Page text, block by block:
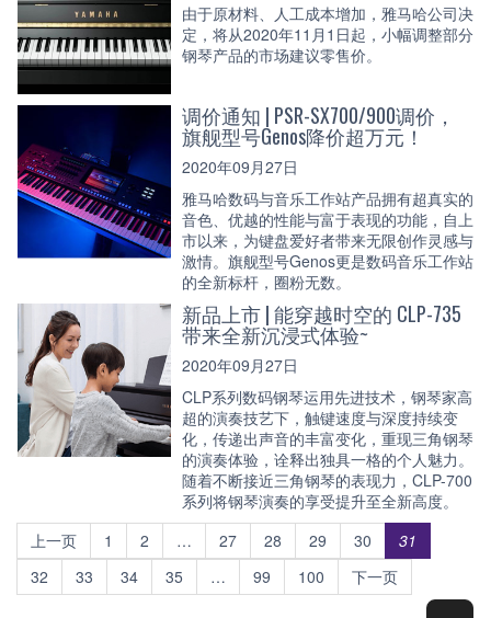
由于原材料、人工成本增加，雅马哈公司决
定，将从2020年11月1日起，小幅调整部分
钢琴产品的市场建议零售价。
调价通知 | PSR-SX700/900调价，
旗舰型号Genos降价超万元！
2020年09月27日
雅马哈数码与音乐工作站产品拥有超真实的
音色、优越的性能与富于表现的功能，自上
市以来，为键盘爱好者带来无限创作灵感与
激情。旗舰型号Genos更是数码音乐工作站
的全新标杆，圈粉无数。
新品上市 | 能穿越时空的 CLP-735
带来全新沉浸式体验~
2020年09月27日
CLP系列数码钢琴运用先进技术，钢琴家高
超的演奏技艺下，触键速度与深度持续变
化，传递出声音的丰富变化，重现三角钢琴
的演奏体验，诠释出独具一格的个人魅力。
随着不断接近三角钢琴的表现力，CLP-700
系列将钢琴演奏的享受提升至全新高度。
上一页
1 2 … 27 28 29 30
31
32
33 34 35 … 99 100 下一页